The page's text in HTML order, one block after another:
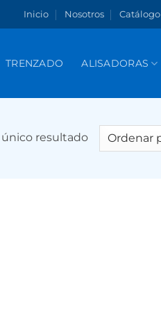
Inicio Nosotros Catálogo
TRENZADO ALISADORAS
resultado